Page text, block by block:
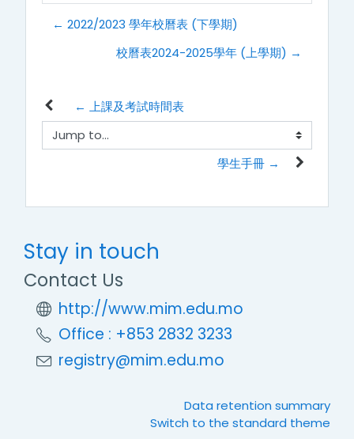
← 2022/2023 學年校曆表 (下學期)
校曆表2024-2025學年 (上學期) →
← 上課及考試時間表
Jump to...
學生手冊 →
Stay in touch
Contact Us
http://www.mim.edu.mo
Office : +853 2832 3233
registry@mim.edu.mo
Data retention summary
Switch to the standard theme